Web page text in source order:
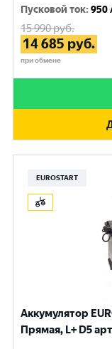
Пусковой ток:950
15 990руб.
14 685 руб.
при обмене
EUROSTART
Аккумулятор
Прямая, L+ D5